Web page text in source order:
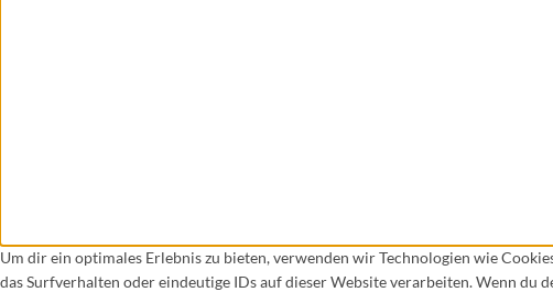
Um dir ein optimales Erlebnis zu bieten, verwenden wir Technologien wie
das Surfverhalten oder eindeutige IDs auf dieser Website verarbeiten. Wenn